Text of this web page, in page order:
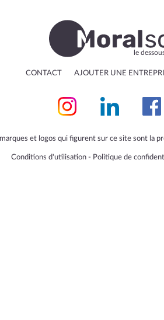
le
CONTACT AJOUTER UNE
et logos qui figurent sur ce site sont la
Conditions d'utilisation‐ Politique de